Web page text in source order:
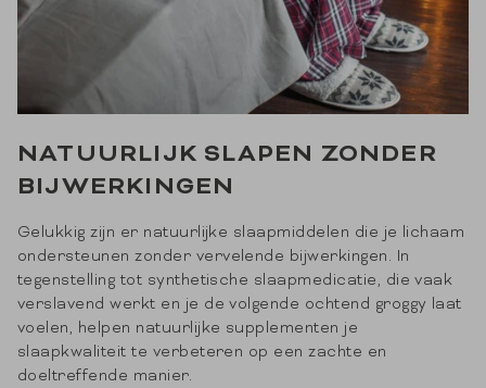
NATUURLIJK SLAPEN ZONDER
BIJWERKINGEN
Gelukkig zijn er natuurlijke slaapmiddelen die je lichaam
ondersteunen zonder vervelende bijwerkingen. In
tegenstelling tot synthetische slaapmedicatie, die vaak
verslavend werkt en je de volgende ochtend groggy laat
voelen, helpen natuurlijke supplementen je
slaapkwaliteit te verbeteren op een zachte en
doeltreffende manier.